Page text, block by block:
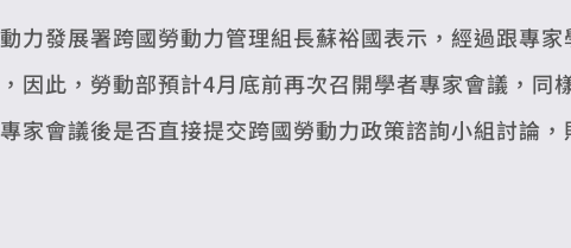
力發展署跨國勞動力管理組長蘇裕國表示，經過跟專
因此，勞動部預計4月底前再次召開學者專家會議，同
家會議後是否直接提交跨國勞動力政策諮詢小組討論，